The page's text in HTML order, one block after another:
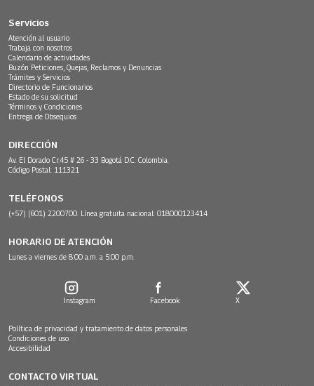
Servicios
Atención al usuario
Trabaja con nosotros
Calendario de actividades
Buzón Peticiones, Quejas, Reclamos y Denuncias
Trámites y Servicios
Directorio de Funcionarios
Estado de su solicitud
Términos y Condiciones
Entrega de Obsequios
DIRECCIÓN
Av. El Dorado Cr.45 # 26 - 33 Bogotá D.C. Colombia.
Código Postal: 111321
TELÉFONOS
(+57) (601) 2200700. Línea gratuita nacional: 018000123414
HORARIO DE ATENCIÓN
Lunes a viernes de 8:00 a.m. a 5:00 p.m.
Instagram Facebook X
Política de privacidad y tratamiento de datos personales
Condiciones de uso
Accesibilidad
CONTACTO VIRTUAL